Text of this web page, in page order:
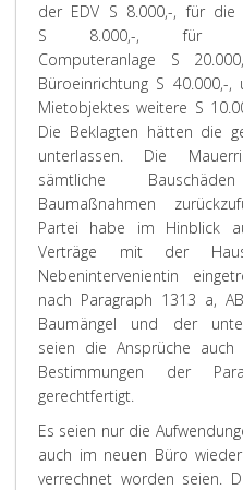
der EDV S 8.000,-, für die
S 8.000,-, für
Computeranlage S
Büroeinrichtung S 40.000,-
Mietobjektes weitere S
Die Beklagten hätten die
unterlassen. Die
sämtliche
Baumaßnahmen
Partei habe im Hinblick
Verträge mit der
Nebenintervenientin
nach Paragraph 1313 a,
Baumängel und der
seien die Ansprüche
Bestimmungen der
gerechtfertigt.
Es seien nur die
auch im neuen Büro
verrechnet worden seien.